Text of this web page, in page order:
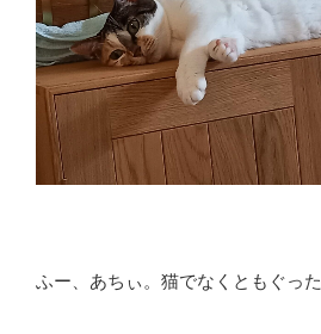
し
た”
の
ふー、あちぃ。猫でなくともぐった